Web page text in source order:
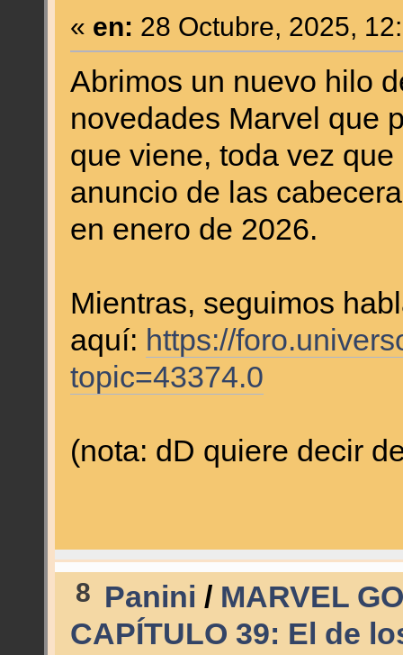
« en: 28 Octubre, 2025,
Abrimos un nuevo hilo
novedades Marvel que
que viene, toda vez
anuncio de las
en enero de 2026.
Mientras, seguimos
aquí: https://
topic=43374.0
(nota: dD quiere decir
8 Panini / MARVEL
CAPÍTULO 39: El de